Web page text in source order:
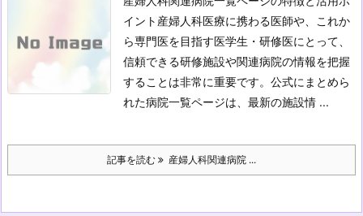
イント 産婦人科医療に携わる医師や、これか
ら専門医を目指す医学生・研修医にとって、
信頼できる研修施設や関連病院の情報を把握
することは非常に重要です。公式にまとめら
れた病院一覧ページは、最新の施設情 ...
記事を読む 産婦人科関連病院 ...